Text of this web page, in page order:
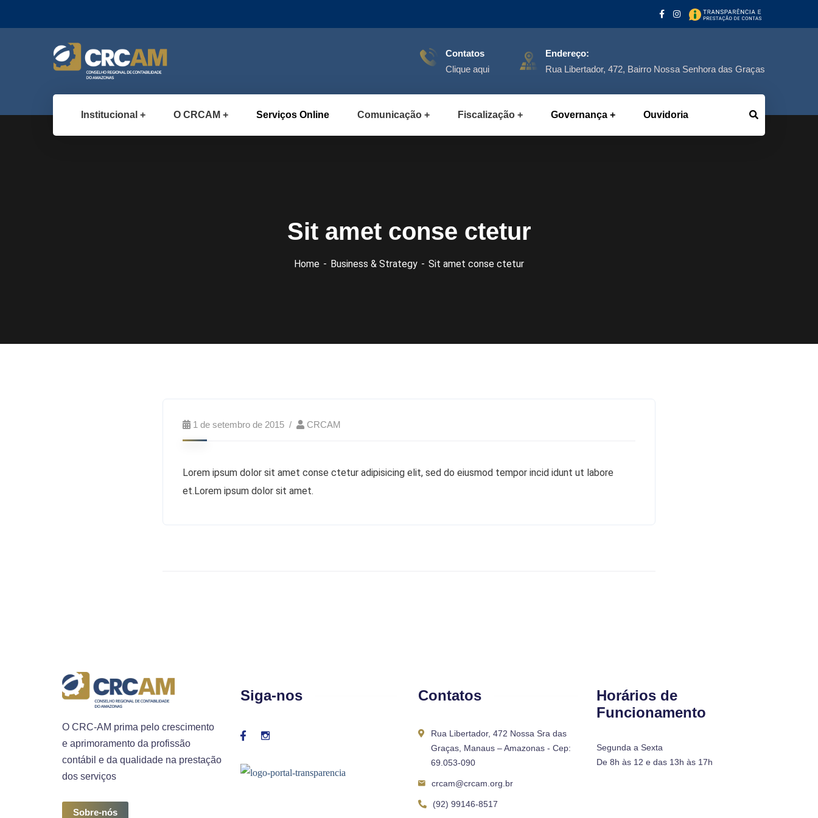
Contatos
Clique aqui
Endereço:
Rua Libertador, 472, Bairro Nossa Senhora das Graças
Institucional O CRCAM Serviços Online Comunicação Fiscalização Governança Ouvidoria
Sit amet conse ctetur
Home Business & Strategy Sit amet conse ctetur
1 de setembro de 2015 CRCAM
Lorem ipsum dolor sit amet conse ctetur adipisicing elit, sed do eiusmod tempor incid idunt ut labore
et.Lorem ipsum dolor sit amet.
O CRC-AM prima pelo crescimento
e aprimoramento da profissão
contábil e da qualidade na prestação
dos serviços
Sobre-nós
Siga-nos Contatos
Rua Libertador, 472 Nossa Sra das
Graças, Manaus – Amazonas - Cep:
69.053-090
crcam@crcam.org.br
(92) 99146-8517
Horários de
Funcionamento
Segunda a Sexta
De 8h às 12 e das 13h às 17h